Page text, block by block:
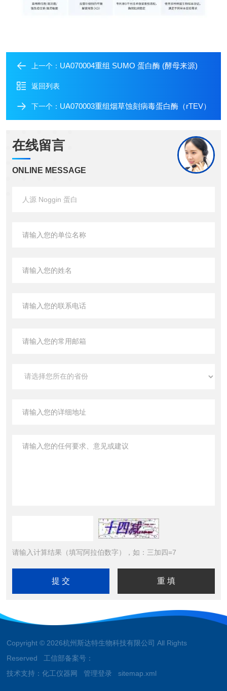
上一个： UA070004重组 SUMO 蛋白酶 (酵母来源)
返回列表
下一个： UA070003重组烟草蚀刻病毒蛋白酶（rTEV）
在线留言
ONLINE MESSAGE
请输入计算结果（填写阿拉伯数字），如：三加四=7
Copyright © 2026杭州斯达特生物科技有限公司 All Rights
Reserved 工信部备案号：
技术支持：化工仪器网 管理登录 sitemap.xml